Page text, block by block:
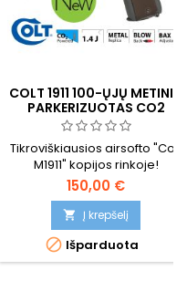
COLT 1911 100-ŲJŲ METINIŲ
PARKERIZUOTAS CO2
AIRSOFT
Tikroviškiausios airsofto "Colt
M1911" kopijos rinkoje!
Cybergun 180532.
150,00 €
 Į krepšelį
 Išparduota